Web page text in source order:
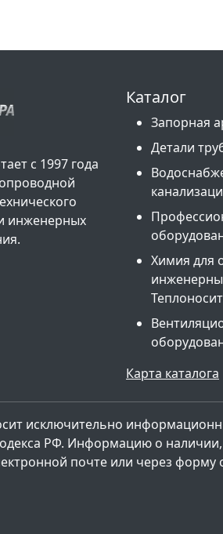
с 1997 года
инженерных
Каталог
Запорная
Детали
Химия для
Карта каталога
исключительно
РФ. Информацию о
почте или через форму